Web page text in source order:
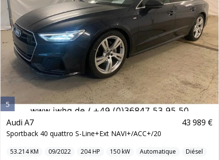
5
Audi A7
Sportback 40 quattro S-Line+Ext NAVI+/ACC+/20
43 989 €
53.214KM 09/2022 204HP 150kW Automatique Diésel